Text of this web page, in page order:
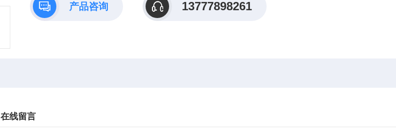
产品咨询 13777898261
在线留言